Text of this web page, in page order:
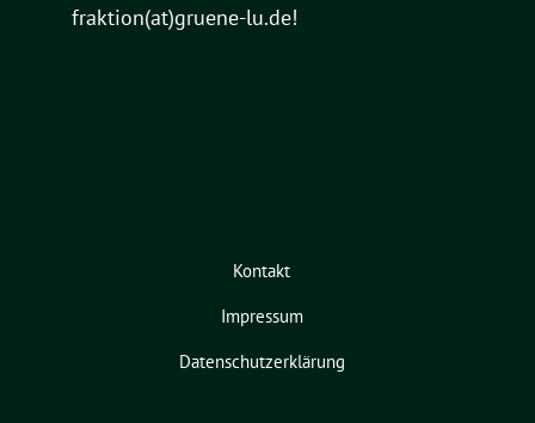
fraktion(at)gruene-lu.de!
Kontakt
Impressum
Datenschutzerklärung